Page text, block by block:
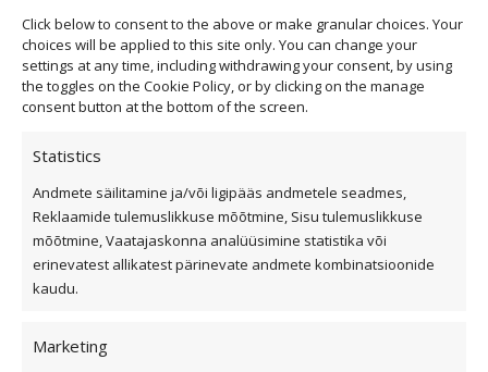
Click below to consent to the above or make granular choices. Your
choices will be applied to this site only. You can change your
settings at any time, including withdrawing your consent, by using
the toggles on the Cookie Policy, or by clicking on the manage
consent button at the bottom of the screen.
Statistics
Andmete säilitamine ja/või ligipääs andmetele seadmes,
Reklaamide tulemuslikkuse mõõtmine, Sisu tulemuslikkuse
mõõtmine, Vaatajaskonna analüüsimine statistika või
erinevatest allikatest pärinevate andmete kombinatsioonide
kaudu.
Marketing
Privaatsuspoliitika
Küpsiste kasutamise tingimused
Üldtingimused